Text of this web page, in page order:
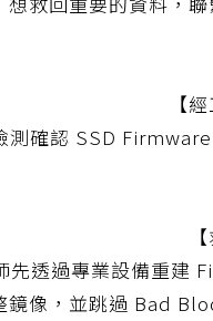
【
測確認 SSD
先透過專業設備重建
鏡像，並跳過 Bad